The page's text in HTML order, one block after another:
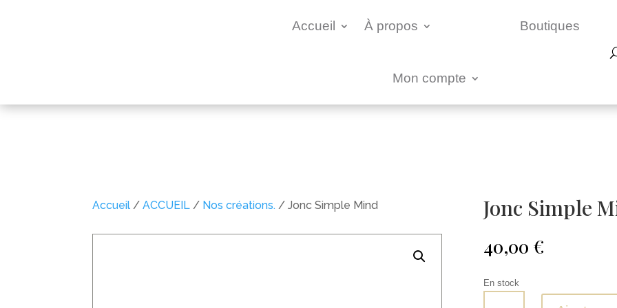
Accueil À propos Boutiques
Mon compte
Accueil /ACCUEIL / Nos créations. / Jonc Simple Mind Jonc Simple
40,00 €
En stock